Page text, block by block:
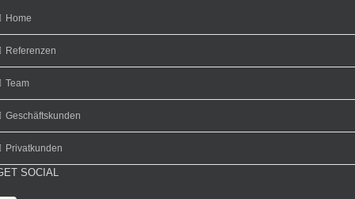
Home
Referenzen
Team
Geschäftskunden
Privatkunden
SOCIAL